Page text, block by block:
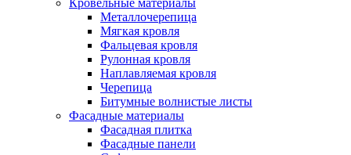
Кровельные материалы
Металлочерепица
Мягкая кровля
Фальцевая кровля
Рулонная кровля
Наплавляемая кровля
Черепица
Битумные волнистые листы
Фасадные материалы
Фасадная плитка
Фасадные панели